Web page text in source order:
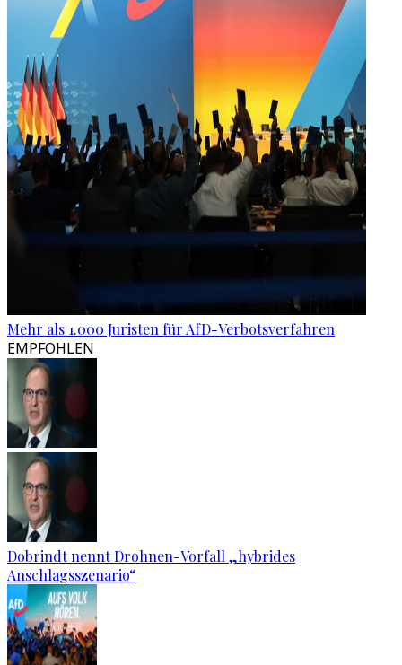
Mehr als 1.000 Juristen für AfD-Verbotsverfahren
EMPFOHLEN
Dobrindt nennt Drohnen-Vorfall „hybrides
Anschlagsszenario“